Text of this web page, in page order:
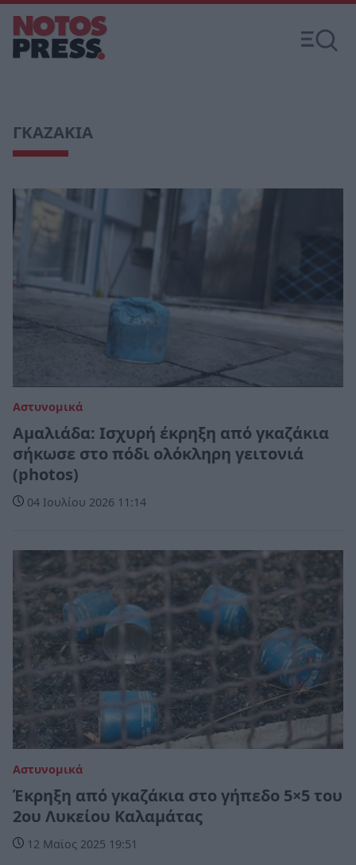
ΓΚΑΖΑΚΙΑ
Αστυνομικά
Αμαλιάδα: Ισχυρή έκρηξη από γκαζάκια
σήκωσε στο πόδι ολόκληρη γειτονιά
(photos)
04 Ιουλίου 2026 11:14
Αστυνομικά
Έκρηξη από γκαζάκια στο γήπεδο 5×5 του
2ου Λυκείου Καλαμάτας
12 Μαϊος 2025 19:51